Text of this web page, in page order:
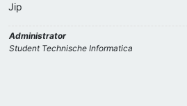
Jip
Administrator
Student Technische Informatica